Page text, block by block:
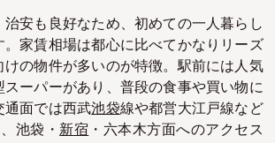
安も良好なため、初めての一人暮らし
家賃相場は都心に比べてかなりリーズ
の物件が多いのが特徴。駅前には人気
ーパーがあり、普段の食事や買い物に
通面では西武池袋線や都営大江戸線など
池袋・新宿 ・六本木方面へのアクセス